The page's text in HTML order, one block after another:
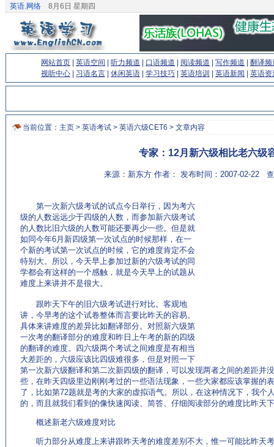
英语.网络 8月6日 星期四
网站首页 英语空间 听力频道 口语频道 阅读频道 写作频道
翻译频
视听中心
习语名言 休闲英语 学习技巧 英语培训 英语新闻 英语资
当前位置： 主页 > 英语考试 > 英语六级CET6 > 文章内容
专家：12月新六级相比老六级
来源：新东方 作者： 发布时间：2007-02-22
第一次新六级考试的试点今日举行，因为考六
级的人数远远少于四级的人数，而参加新六级考试
的人数比旧六级的人数可能还要再少一些。但是就
如同今年6月新四级第一次试点的时候那样，在一
个新的考试第一次试点的时候，它的难度肯定不会
特别大。所以，今天早上参加过新的六级考试的同
学都会有这样的一个感触，就是今天早上的试题从
难度上来讲并不是很大。
跟昨天下午的旧六级考试进行对比。客观地
讲，今早考的这个试卷整体而言要比昨天的容易。
具体来讲难度的差异比如翻译部分。对照新六级第
一次考的翻译部分的难度和昨日上午考的新的四级
的翻译的难度。四六级两个考试之间难度是有相当
大差距的，六级应该比四级难很多，但是对照一下
第一次新六级翻译和第二次新四级的翻译，可以发现两者之间的差距并
些，在昨天四级里边刚刚考过的一些语法现象，一些大家都应该掌握的
了，比如第72题就是考的大家的虚拟语气。所以，在这种情况下，我个
的，而且就我们看到的像快速阅读、简答、仔细阅读部分的难度比昨天
概述新老六级难度对比
听力部分从难度上来讲跟昨天考的难度差别不大，惟一可能比昨天